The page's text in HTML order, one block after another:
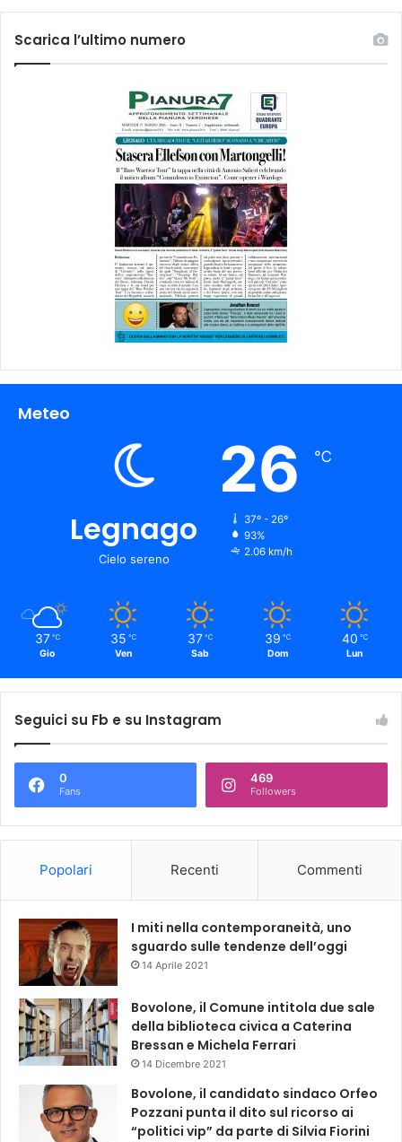
Scarica l’ultimo numero
Meteo
Legnago
Cielo sereno
26 ℃
37º - 26º
93%
2.06 km/h
37 ℃
Gio
35 ℃
Ven
37 ℃
Sab
39 ℃
Dom
40 ℃
Lun
Seguici su Fb e su Instagram
0
Fans
469
Followers
Popolari Recenti Commenti
I miti nella contemporaneità, uno
sguardo sulle tendenze dell’oggi
14 Aprile 2021
Bovolone, il Comune intitola due sale
della biblioteca civica a Caterina
Bressan e Michela Ferrari
14 Dicembre 2021
Bovolone, il candidato sindaco Orfeo
Pozzani punta il dito sul ricorso ai
“politici vip” da parte di Silvia Fiorini